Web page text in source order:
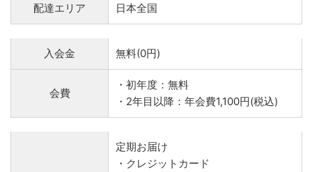
配達エリア 日本全国
入会金 無料(0円)
会費
・初年度：無料
・2年目以降：年会費1,100円(税込)
定期お届け
・クレジットカード